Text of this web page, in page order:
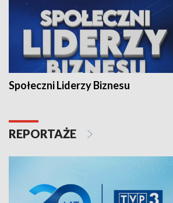
Społeczni Liderzy Biznesu
REPORTAŻE